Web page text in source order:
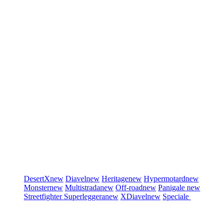
DesertXnew Diavelnew Heritagenew Hypermotardnew
Monsternew Multistradanew Off-roadnew Panigale new
Streetfighter Superleggeranew XDiavelnew Speciale